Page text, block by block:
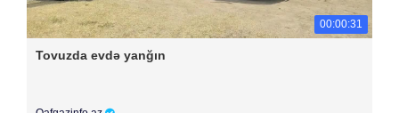
00:00:31
Tovuzda evdə yanğın